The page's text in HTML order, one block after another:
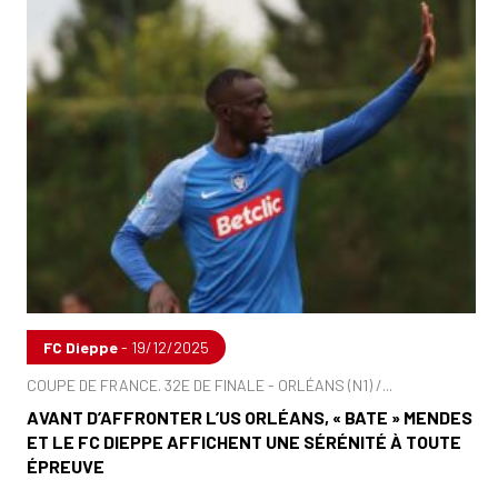
FC Dieppe- 19/12/2025
COUPE DE FRANCE. 32E DE FINALE - ORLÉANS (N1) /...
AVANT D’AFFRONTER L’US ORLÉANS, « BATE » MENDES
ET LE FC DIEPPE AFFICHENT UNE SÉRÉNITÉ À TOUTE
ÉPREUVE